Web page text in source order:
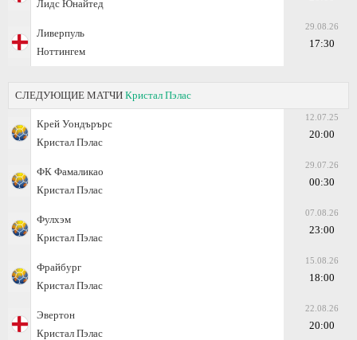
Лидс Юнайтед
Ливерпуль
Ноттингем
29.08.26
17:30
СЛЕДУЮЩИЕ МАТЧИ Кристал Пэлас
Крей Уондърърс
Кристал Пэлас
12.07.25
20:00
ФК Фамаликао
Кристал Пэлас
29.07.26
00:30
Фулхэм
Кристал Пэлас
07.08.26
23:00
Фрайбург
Кристал Пэлас
15.08.26
18:00
Эвертон
Кристал Пэлас
22.08.26
20:00